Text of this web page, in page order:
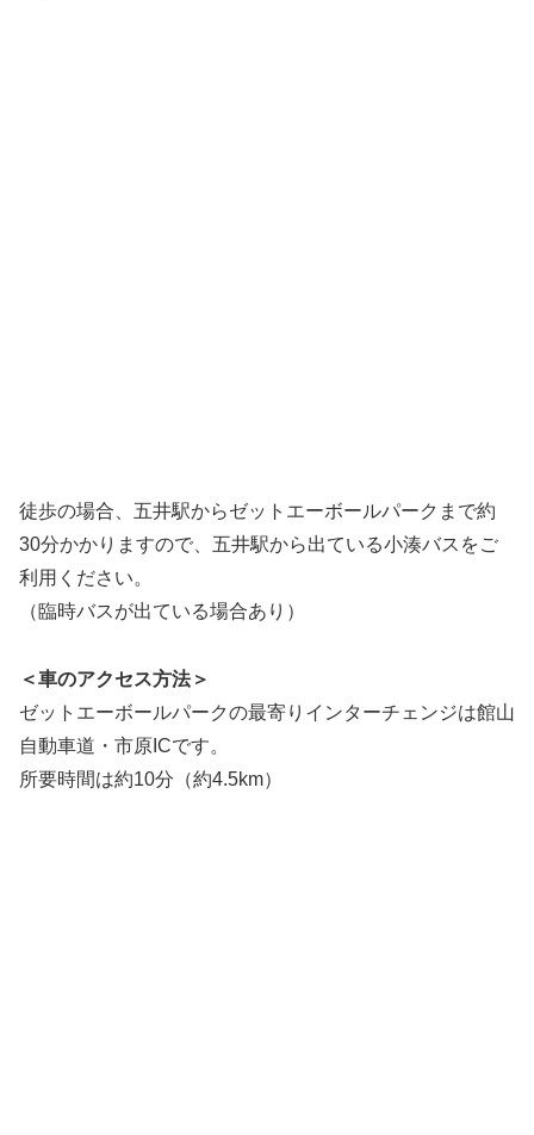
徒歩の場合、五井駅からゼットエーボールパークまで約
30分かかりますので、五井駅から出ている小湊バスをご
利用ください。
（臨時バスが出ている場合あり）
＜車のアクセス方法＞
ゼットエーボールパークの最寄りインターチェンジは館山
自動車道・市原ICです。
所要時間は約10分（約4.5km）